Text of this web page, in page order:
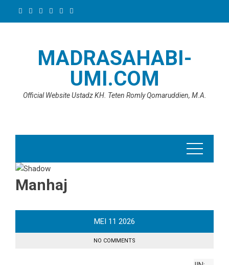
MADRASAHABI-
UMI.COM
Official Website Ustadz KH. Teten Romly Qomaruddien, M.A.
Manhaj
MEI 11 2026
NO COMMENTS